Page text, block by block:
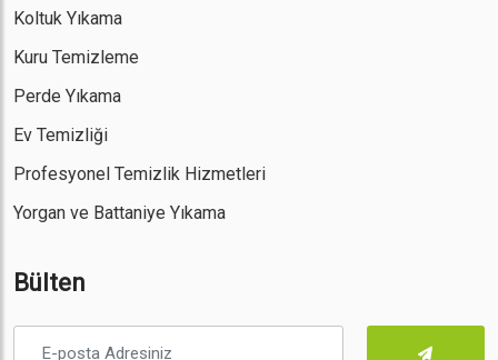
Koltuk Yıkama
Kuru Temizleme
Perde Yıkama
Ev Temizliği
Profesyonel Temizlik Hizmetleri
Yorgan ve Battaniye Yıkama
Bülten